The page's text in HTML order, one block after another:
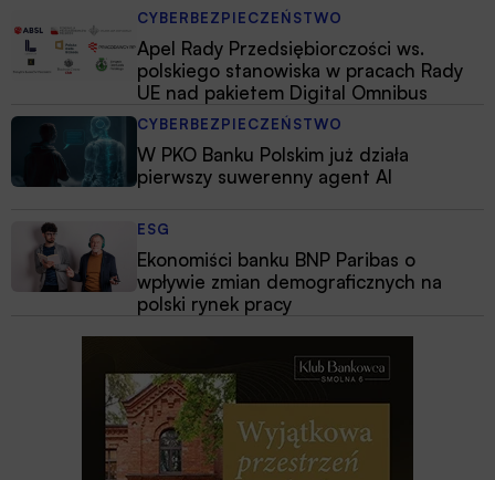
CYBERBEZPIECZEŃSTWO
Apel Rady Przedsiębiorczości ws.
polskiego stanowiska w pracach Rady
UE nad pakietem Digital Omnibus
CYBERBEZPIECZEŃSTWO
W PKO Banku Polskim już działa
pierwszy suwerenny agent AI
ESG
Ekonomiści banku BNP Paribas o
wpływie zmian demograficznych na
polski rynek pracy